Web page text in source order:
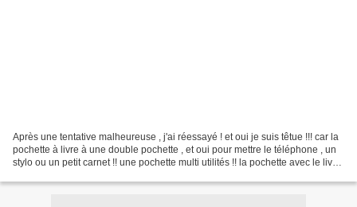
Après une tentative malheureuse , j'ai réessayé ! et oui je suis têtue !!! car la
pochette à livre à une double pochette , et oui pour mettre le téléphone , un
stylo ou un petit carnet !! une pochette multi utilités !! la pochette avec le livre